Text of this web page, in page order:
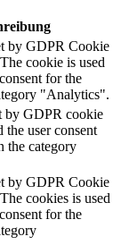
by GDPR Cookie
cookie is used
for the
"Analytics".
by GDPR cookie
the user consent
the category
by GDPR Cookie
cookies is used
for the